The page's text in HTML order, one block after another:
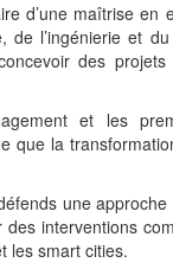
d’une maîtrise en
l’ingénierie et
des
et les
que la
une
interventions
les smart cities.